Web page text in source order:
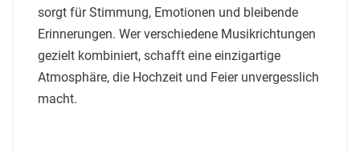
sorgt für Stimmung, Emotionen und bleibende
Erinnerungen. Wer verschiedene Musikrichtungen
gezielt kombiniert, schafft eine einzigartige
Atmosphäre, die Hochzeit und Feier unvergesslich
macht.